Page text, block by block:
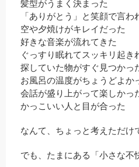
髪型がうまく決まった
「ありがとう」と笑顔で言わ
空や夕焼けがキレイだった
好きな音楽が流れてきた
ぐっすり眠れてスッキリ起き
探していた物がすぐ見つかっ
お風呂の温度がちょうどよか
会話が盛り上がって楽しかっ
かっこいい人と目が合った
なんて、ちょっと考えただけ
でも、たまにある「小さな不